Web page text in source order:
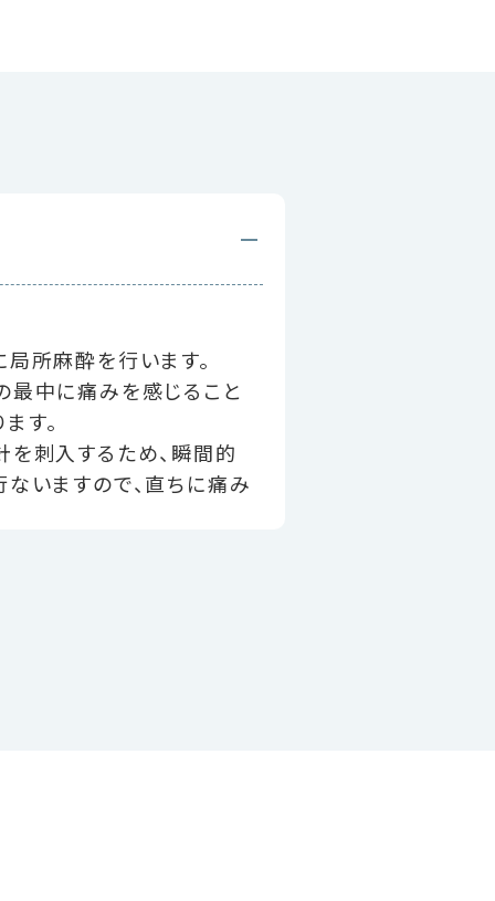
所麻酔を行います。
最中に痛みを感じること
す。
を刺入するため、瞬間的
いますので、直ちに痛み